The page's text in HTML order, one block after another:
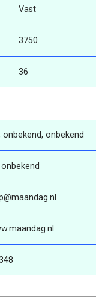
Vast
3750
36
onbekend, onbekend